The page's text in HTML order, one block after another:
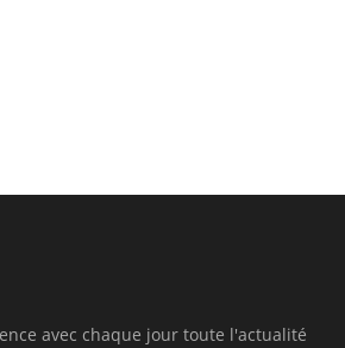
avec chaque jour toute l'actualité